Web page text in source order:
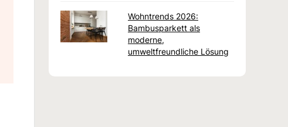
Wohntrends 2026:
Bambusparkett als
moderne,
umweltfreundliche Lösung